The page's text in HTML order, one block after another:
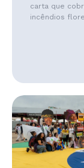
carta que
incêndios